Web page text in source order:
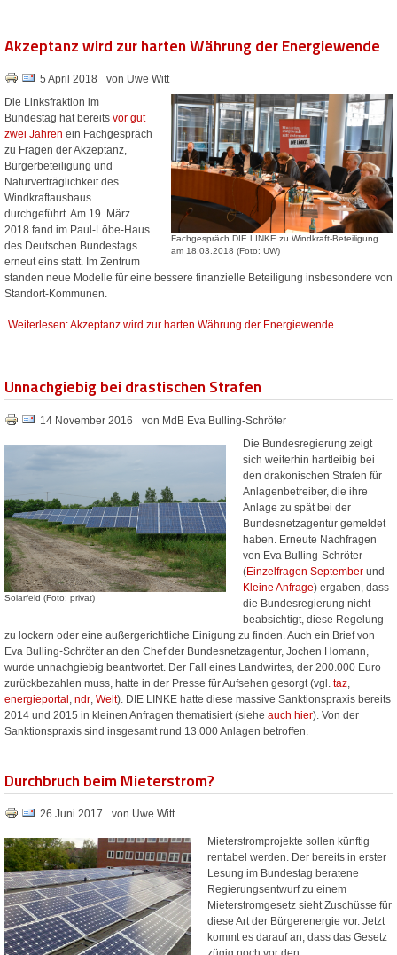
Akzeptanz wird zur harten Währung der Energiewende
5 April 2018 von Uwe Witt
Fachgespräch DIE LINKE zu Windkraft-Beteiligung
am 18.03.2018 (Foto: UW)
Die Linksfraktion im
Bundestag hat bereits vor gut
zwei Jahren ein Fachgespräch
zu Fragen der Akzeptanz,
Bürgerbeteiligung und
Naturverträglichkeit des
Windkraftausbaus
durchgeführt. Am 19. März
2018 fand im Paul-Löbe-Haus
des Deutschen Bundestags
erneut eins statt. Im Zentrum
standen neue Modelle für eine bessere finanzielle Beteiligung insbesondere von
Standort-Kommunen.
Weiterlesen: Akzeptanz wird zur harten Währung der Energiewende
Unnachgiebig bei drastischen Strafen
14 November 2016 von MdB Eva Bulling-Schröter
Solarfeld (Foto: privat)
Die Bundesregierung zeigt
sich weiterhin hartleibig bei
den drakonischen Strafen für
Anlagenbetreiber, die ihre
Anlage zu spät bei der
Bundesnetzagentur gemeldet
haben. Erneute Nachfragen
von Eva Bulling-Schröter
(Einzelfragen September und
Kleine Anfrage) ergaben, dass
die Bundesregierung nicht
beabsichtigt, diese Regelung
zu lockern oder eine außergerichtliche Einigung zu finden. Auch ein Brief von
Eva Bulling-Schröter an den Chef der Bundesnetzagentur, Jochen Homann,
wurde unnachgiebig beantwortet. Der Fall eines Landwirtes, der 200.000 Euro
zurückbezahlen muss, hatte in der Presse für Aufsehen gesorgt (vgl. taz
energieportal ndr Welt). DIE LINKE hatte diese massive Sanktionspraxis bereits
2014 und 2015 in kleinen Anfragen thematisiert (siehe auch hier). Von der
Sanktionspraxis sind insgesamt rund 13.000 Anlagen betroffen.
Durchbruch beim Mieterstrom?
26 Juni 2017 von Uwe Witt
Mieterstromprojekte sollen künftig
rentabel werden. Der bereits in erster
Lesung im Bundestag beratene
Regierungsentwurf zu einem
Mieterstromgesetz sieht Zuschüsse für
diese Art der Bürgerenergie vor. Jetzt
kommt es darauf an, dass das Gesetz